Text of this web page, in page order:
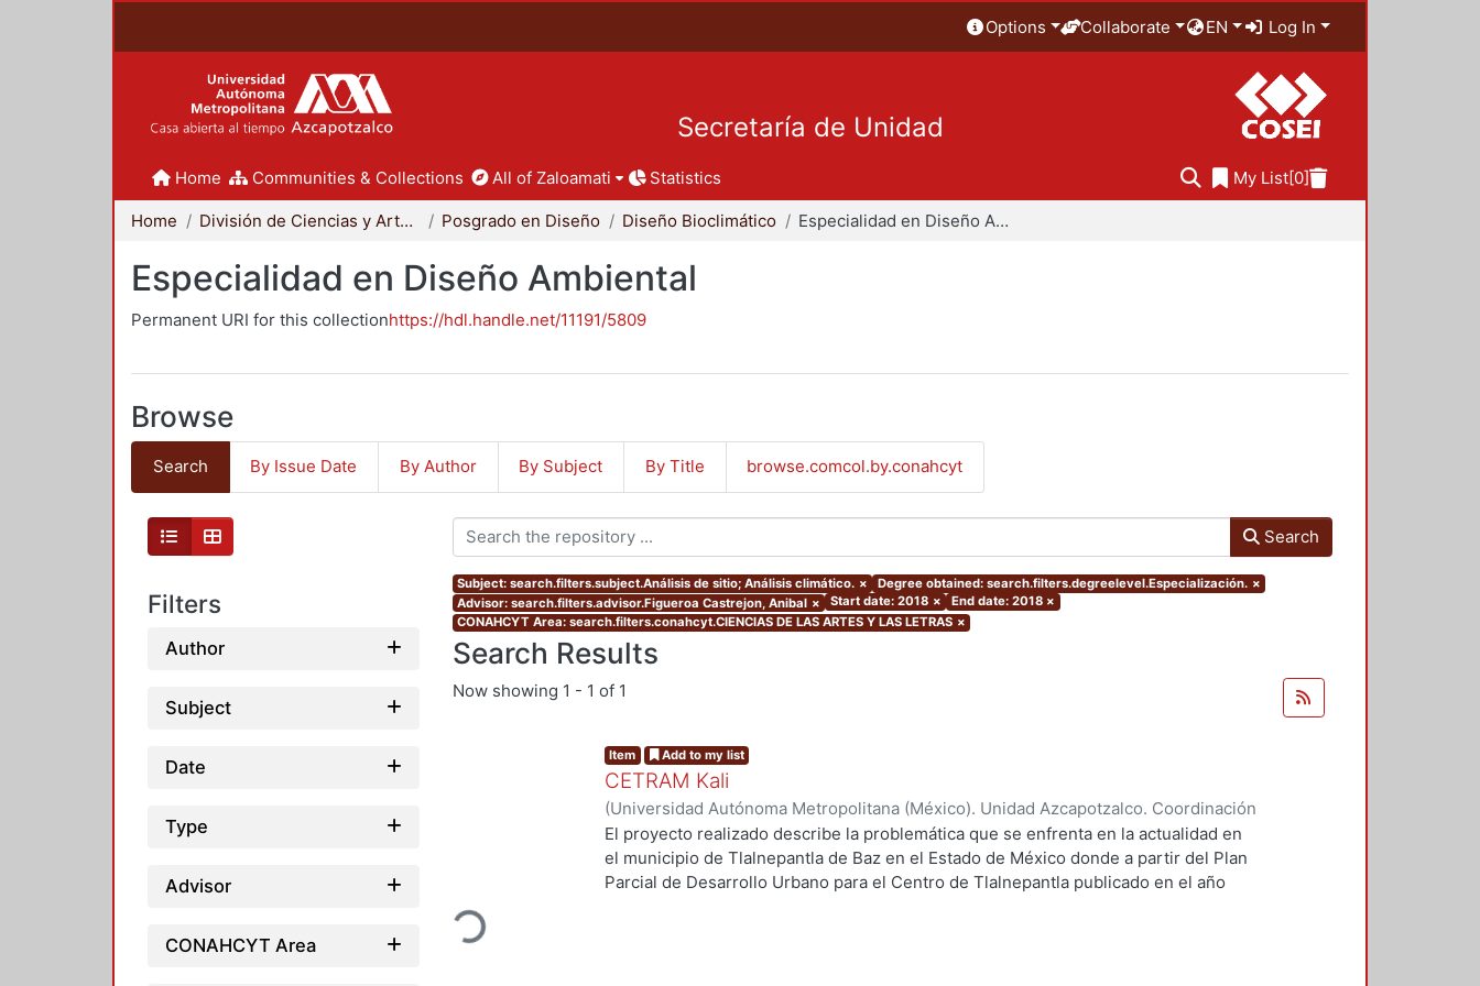
Options Collaborate EN Log In
Secretaría de Unidad
Home Communities & Collections All of Zaloamati Statistics My List[0]
Home División de Ciencias y Artes para el Diseño Posgrado en Diseño Diseño Bioclimático Especialidad en Diseño Ambiental
Especialidad en Diseño Ambiental
Permanent URI for this collectionhttps://hdl.handle.net/11191/5809
Browse
Search By Issue Date By Author By Subject By Title browse.comcol.by.conahcyt
Filters
Author
Subject
Date
Type
Advisor
CONAHCYT Area
Search
Subject: search.filters.subject.Análisis de sitio; Análisis climático. × Degree obtained: search.filters.degreelevel.Especialización. ×
Advisor: search.filters.advisor.Figueroa Castrejon, Anibal × Start date: 2018 × End date: 2018 ×
CONAHCYT Area: search.filters.conahcyt.CIENCIAS DE LAS ARTES Y LAS LETRAS ×
Search Results
Now showing 1 - 1 of 1
Loading...
Item Add to my list
CETRAM Kali
(Universidad Autónoma Metropolitana (México). Unidad Azcapotzalco. Coordinación
de Servicios de Información.,2018-09)Borjes Flores, Enya Kassandra;Díaz
Domínguez, Luis Enrique
El proyecto realizado describe la problemática que se enfrenta en la actualidad en
el municipio de Tlalnepantla de Baz en el Estado de México donde a partir del Plan
Parcial de Desarrollo Urbano para el Centro de Tlalnepantla publicado en el año